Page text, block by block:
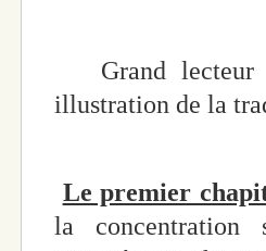
Grand lecteur
illustration de la
Le premier
la concentration